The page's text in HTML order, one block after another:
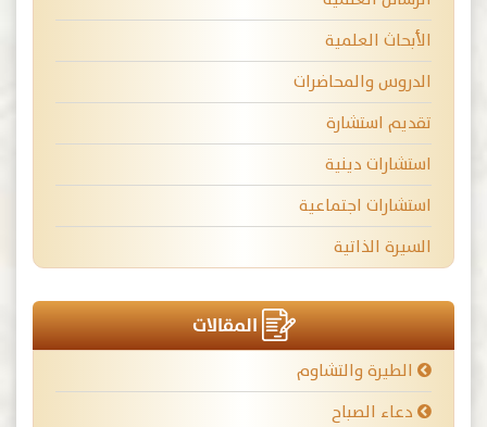
الأبحاث العلمية
الدروس والمحاضرات
تقديم استشارة
استشارات دينية
استشارات اجتماعية
السيرة الذاتية
المقالات
الطيرة والتشاوم
دعاء الصباح